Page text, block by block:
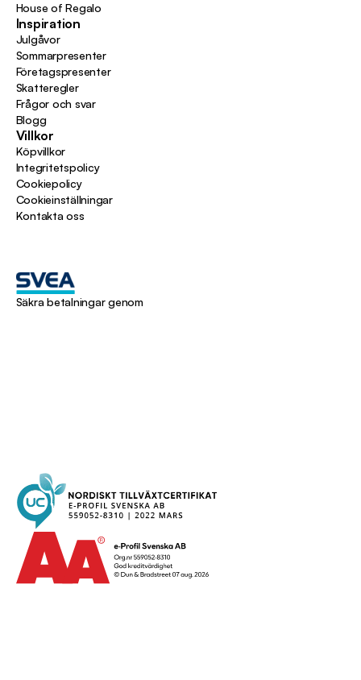
House of Regalo
Inspiration
Julgåvor
Sommarpresenter
Företagspresenter
Skatteregler
Frågor och svar
Blogg
Villkor
Köpvillkor
Integritetspolicy
Cookiepolicy
Cookieinställningar
Kontakta oss
Säkra betalningar genom